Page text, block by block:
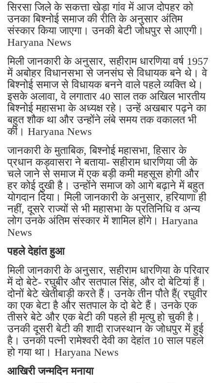
सिरसा जिले के सकत्ता खेड़ा गांव में आज दोपहर को
उनका बिश्नोई समाज की रीति के अनुसार अंतिम
संस्कार किया जाएगा। उनकी बेटी जोधपुर से आएगी।
Haryana News
मिली जानकारी के अनुसार, सहीराम धारणिया वर्ष 1957
में अबोहर विधानसभा से जनसंघ से विधायक बने थे। वे
बिश्नोई समाज से विधायक बनने वाले पहले व्यक्ति थे।
इसके अलावा, वे लगातार 40 साल तक अखिल भारतीय
बिश्नोई महासभा के अध्यक्ष रहे। उन्हें अखबार पढ़ने का
बहुत शौक था और उन्होंने लंबे समय तक वकालत भी
की। Haryana News
जानकारी के मुताबिक, बिश्नोई महासभा, हिसार के
प्रधान कड़वासरा ने बताया- सहीराम धारणिया जी के
चले जाने से समाज में एक बड़ी कमी महसूस होगी और
हर कोई दुखी है। उन्होंने समाज को आगे बढ़ाने में बहुत
योगदान दिया। मिली जानकारी के अनुसार, हरियाणा ही
नहीं, दूसरे राज्यों से भी महासभा के प्रतिनिधि व अन्य
लोग उनके अंतिम संस्कार में शामिल होंगे। Haryana
News
पहले देहांत हुआ
मिली जानकारी के अनुसार, सहीराम धारणिया के परिवार
में दो बेटे- रघुबीर और सतपाल सिंह, और दो बेटियां हैं।
दोनों बेटे खेतीबाड़ी करते हैं। उनके तीन पौते हैं( रघुवीर
का एक बेटा है और सतपाल के दो बेटे हैं। उनके एक
तीसरे बेटे और एक बेटी की पहले ही मृत्यु हो चुकी है।
उनकी दूसरी बेटी की शादी राजस्थान के जोधपुर में हुई
है। उनकी पत्नी रामेश्वरी देवी का देहांत 10 साल पहले
हो गया था। Haryana News
आखिरी जन्मदिन मनाया